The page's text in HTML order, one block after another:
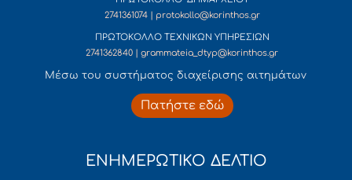
2741361074 | protokollo@korinthos.gr
ΠΡΩΤΟΚΟΛΛΟ ΤΕΧΝΙΚΩΝ ΥΠΗΡΕΣΙΩΝ
2741362840 | grammateia_dtyp@korinthos.gr
Mέσω του συστήματος διαχείρισης αιτημάτων
Πατήστε εδώ
ΕΝΗΜΕΡΩΤΙΚΟ ΔΕΛΤΙΟ